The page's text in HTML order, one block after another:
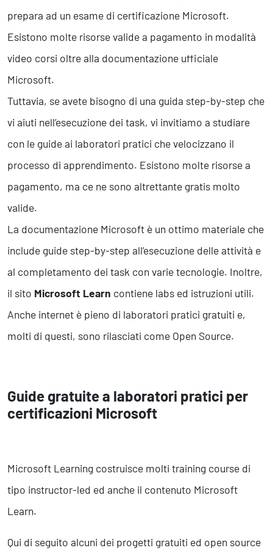
Sviluppo App
Operation
Smart Working
Efficientamento Aziendale
Finanza & Gestione Economica
Risk Management
Safety
Assistenza Ambientale
Sicurezza Alimentare
Cyber Security
prepara ad un esame di certificazione Microsoft.
Esistono molte risorse valide a pagamento in modalità
video corsi oltre alla documentazione ufficiale
Microsoft.
Tuttavia, se avete bisogno di una guida step-by-step che
vi aiuti nell’esecuzione dei task, vi invitiamo a studiare
con le guide ai laboratori pratici che velocizzano il
processo di apprendimento. Esistono molte risorse a
pagamento, ma ce ne sono altrettante gratis molto
valide.
La documentazione Microsoft è un ottimo materiale che
include guide step-by-step all’esecuzione delle attività e
al completamento dei task con varie tecnologie. Inoltre,
il sito Microsoft Learn contiene labs ed istruzioni utili.
Anche internet è pieno di laboratori pratici gratuiti e,
molti di questi, sono rilasciati come Open Source.
Guide gratuite a laboratori pratici per
certificazioni Microsoft
Microsoft Learning costruisce molti training course di
tipo instructor-led ed anche il contenuto Microsoft
Learn.
Qui di seguito alcuni dei progetti gratuiti ed open source